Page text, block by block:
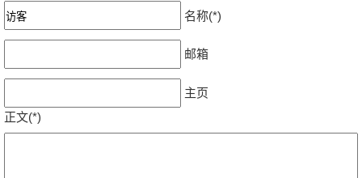
名称(*)
邮箱
主页
正文(*)